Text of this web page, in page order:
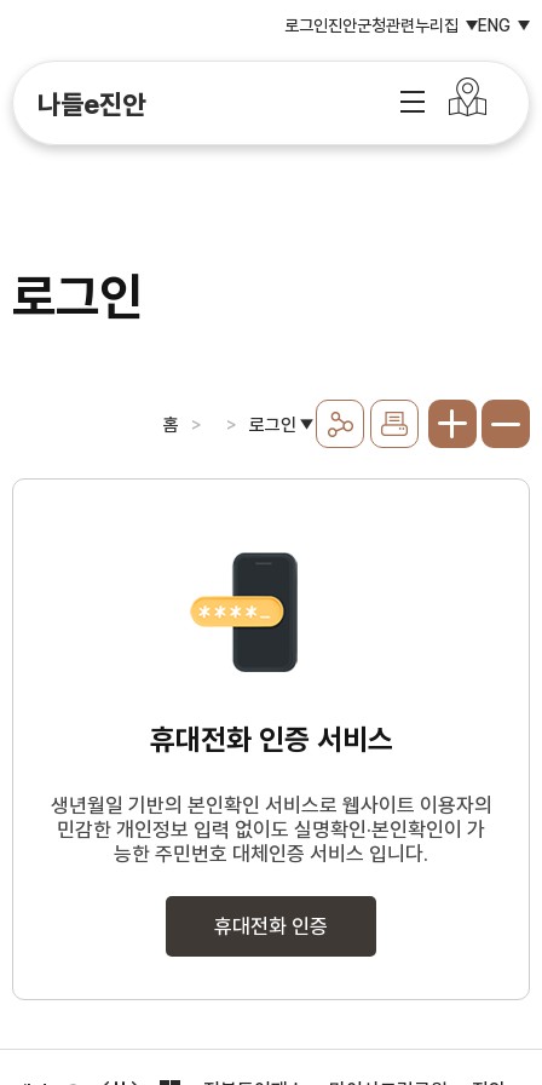
로그인진안군청관련누리집 ENG
나들e진안
로그인
홈 로그인
휴대전화 인증 서비스
생년월일 기반의 본인확인 서비스로 웹사이트 이용자의
민감한 개인정보 입력 없이도 실명확인·본인확인이 가
능한 주민번호 대체인증 서비스 입니다.
휴대전화 인증